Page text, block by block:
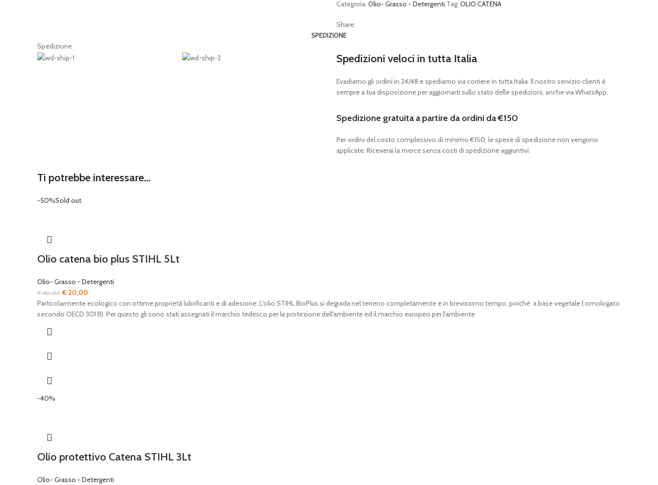
Categoria: Olio- Grasso - Detergenti Tag: OLIO CATENA
Share:
SPEDIZIONE
Spedizione
Spedizioni veloci in tutta Italia
Evadiamo gli ordini in 24/48 e spediamo via corriere in tutta Italia. Il nostro servizio clienti è
sempre a tua disposizione per aggiornarti sullo stato delle spedizioni, anche via WhatsApp.
Spedizione gratuita a partire da ordini da €150
Per ordini del costo complessivo di minimo €150, le spese di spedizione non vengono
applicate. Riceverai la merce senza costi di spedizione aggiuntivi.
Ti potrebbe interessare…
-50%Sold out
Olio catena bio plus STIHL 5Lt
Olio- Grasso - Detergenti
€40,00Il
prezzo
originale
€ 20,00
prezzo
attuale
Particolarmente ecologico con ottime proprietà lubrificanti e di adesione. L'olio STIHL BioPlus si degrada nel terreno completamente e in brevissimo tempo, poiché a base vegetale ( omologato
secondo OECD 301 B). Per questo gli sono stati assegnati il marchio tedesco per la protezione dell'ambiente ed il marchio europeo per l'ambiente
-40%
Olio protettivo Catena STIHL 3Lt
Olio- Grasso - Detergenti